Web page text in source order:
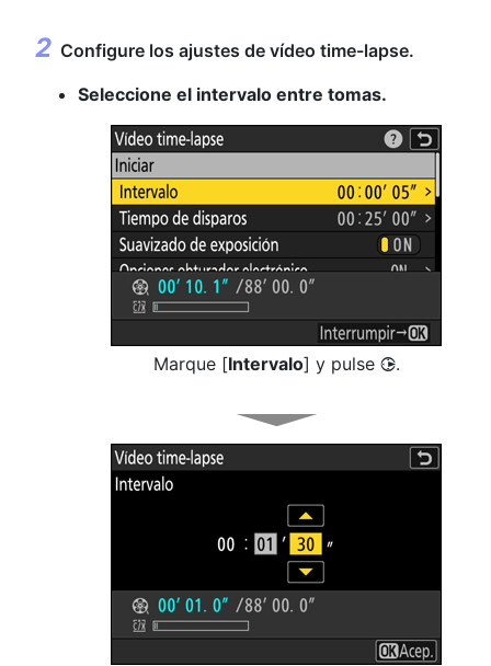
Configure los ajustes de vídeo time-lapse.
Seleccione el intervalo entre tomas.
Marque [Intervalo] y pulse 2.